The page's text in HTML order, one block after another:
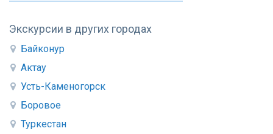
Экскурсии в других городах
Байконур
Актау
Усть-Каменогорск
Боровое
Туркестан